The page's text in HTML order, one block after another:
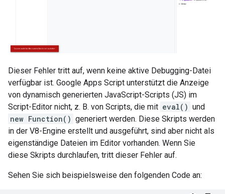
Dieser Fehler tritt auf, wenn keine aktive Debugging-Datei
verfügbar ist. Google Apps Script unterstützt die Anzeige
von dynamisch generierten JavaScript-Scripts (JS) im
Script-Editor nicht, z. B. von Scripts, die mit eval() und
new Function() generiert werden. Diese Skripts werden
in der V8-Engine erstellt und ausgeführt, sind aber nicht als
eigenständige Dateien im Editor vorhanden. Wenn Sie
diese Skripts durchlaufen, tritt dieser Fehler auf.
Sehen Sie sich beispielsweise den folgenden Code an: